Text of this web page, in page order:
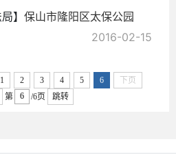
】 保山市隆阳区太保公园
2016-02-15
1 2 3 4 5 6
下页
第 /6页 跳转